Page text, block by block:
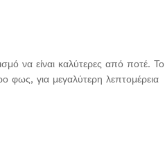
να είναι καλύτερες από ποτέ. Το
φως, για μεγαλύτερη λεπτομέρεια